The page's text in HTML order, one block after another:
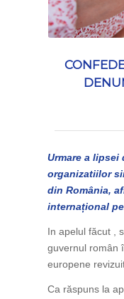
Urmare a
organizatiilor
din România,
internațional
In apelul făcut ,
guvernul român
europene
Ca răspuns la